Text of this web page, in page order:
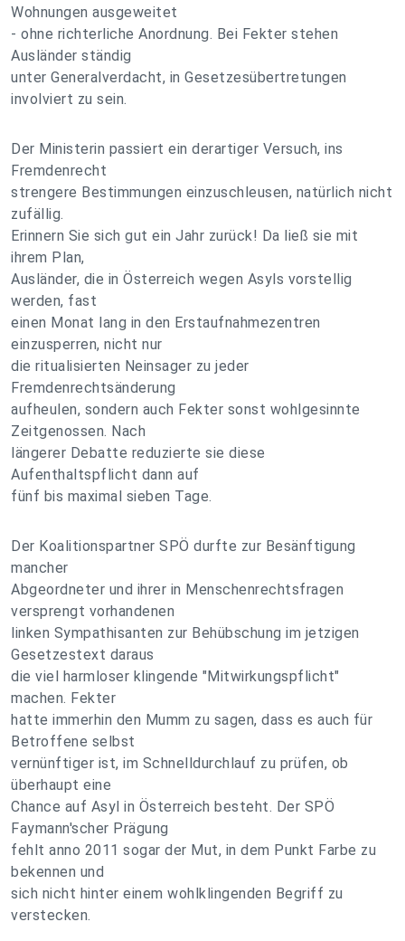
Wohnungen ausgeweitet
- ohne richterliche Anordnung. Bei Fekter stehen
Ausländer ständig
unter Generalverdacht, in Gesetzesübertretungen
involviert zu sein.
Der Ministerin passiert ein derartiger Versuch, ins
Fremdenrecht
strengere Bestimmungen einzuschleusen, natürlich nicht
zufällig.
Erinnern Sie sich gut ein Jahr zurück! Da ließ sie mit
ihrem Plan,
Ausländer, die in Österreich wegen Asyls vorstellig
werden, fast
einen Monat lang in den Erstaufnahmezentren
einzusperren, nicht nur
die ritualisierten Neinsager zu jeder
Fremdenrechtsänderung
aufheulen, sondern auch Fekter sonst wohlgesinnte
Zeitgenossen. Nach
längerer Debatte reduzierte sie diese
Aufenthaltspflicht dann auf
fünf bis maximal sieben Tage.
Der Koalitionspartner SPÖ durfte zur Besänftigung
mancher
Abgeordneter und ihrer in Menschenrechtsfragen
versprengt vorhandenen
linken Sympathisanten zur Behübschung im jetzigen
Gesetzestext daraus
die viel harmloser klingende "Mitwirkungspflicht"
machen. Fekter
hatte immerhin den Mumm zu sagen, dass es auch für
Betroffene selbst
vernünftiger ist, im Schnelldurchlauf zu prüfen, ob
überhaupt eine
Chance auf Asyl in Österreich besteht. Der SPÖ
Faymann'scher Prägung
fehlt anno 2011 sogar der Mut, in dem Punkt Farbe zu
bekennen und
sich nicht hinter einem wohlklingenden Begriff zu
verstecken.